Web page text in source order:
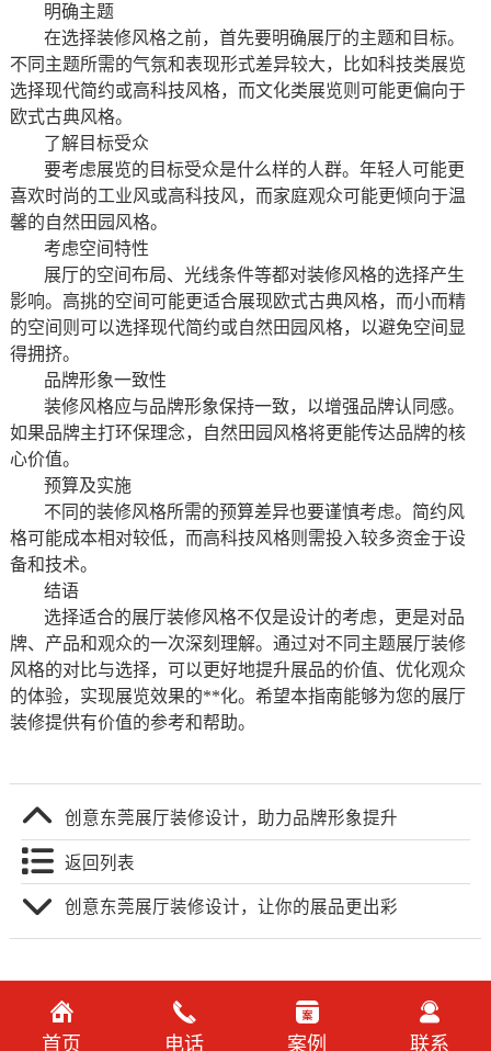
明确主题
在选择装修风格之前，首先要明确展厅的主题和目标。
不同主题所需的气氛和表现形式差异较大，比如科技类展览
选择现代简约或高科技风格，而文化类展览则可能更偏向于
欧式古典风格。
了解目标受众
要考虑展览的目标受众是什么样的人群。年轻人可能更
喜欢时尚的工业风或高科技风，而家庭观众可能更倾向于温
馨的自然田园风格。
考虑空间特性
展厅的空间布局、光线条件等都对装修风格的选择产生
影响。高挑的空间可能更适合展现欧式古典风格，而小而精
的空间则可以选择现代简约或自然田园风格，以避免空间显
得拥挤。
品牌形象一致性
装修风格应与品牌形象保持一致，以增强品牌认同感。
如果品牌主打环保理念，自然田园风格将更能传达品牌的核
心价值。
预算及实施
不同的装修风格所需的预算差异也要谨慎考虑。简约风
格可能成本相对较低，而高科技风格则需投入较多资金于设
备和技术。
结语
选择适合的展厅装修风格不仅是设计的考虑，更是对品
牌、产品和观众的一次深刻理解。通过对不同主题展厅装修
风格的对比与选择，可以更好地提升展品的价值、优化观众
的体验，实现展览效果的**化。希望本指南能够为您的展厅
装修提供有价值的参考和帮助。
创意东莞展厅装修设计，助力品牌形象提升
返回列表
创意东莞展厅装修设计，让你的展品更出彩
首页 电话 案例 联系